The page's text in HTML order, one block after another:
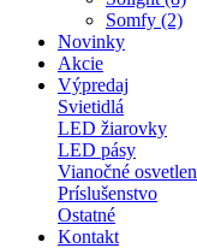
Somfy (2)
Novinky
Akcie
Výpredaj
Svietidlá
LED žiarovky
LED pásy
Vianočné
Príslušenstvo
Ostatné
Kontakt